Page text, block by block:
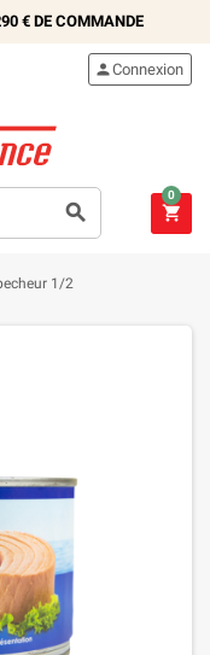
€DE COMMANDE

Connexion

0
1/2